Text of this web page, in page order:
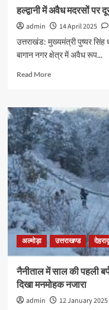
हल्द्वानी में अवैध मदरसों पर
admin 14 April 2025
उत्तराखंड: मुख्यमंत्री पुष्यर
बागान नगर क्षेत्र में अवैध रूप...
Read More
अल्मोड़ा उत्तराखण्ड
नैनीताल में साल की पहली
दिखा मनमोहक नजारा
admin 12 January 2025